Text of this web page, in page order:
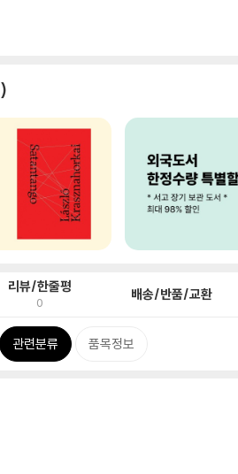
리뷰/한줄평
0 배송/반품/교환
관련분류 품목정보